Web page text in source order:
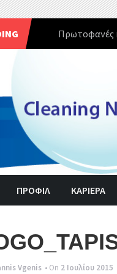
Πρωτοφανές
ΠΡΟΦΙΛ ΚΑΡΙΕΡΑ
Vgenis • On 2 Ιουλίου 2015